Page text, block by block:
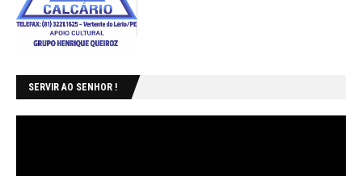
SERVIR AO SENHOR !